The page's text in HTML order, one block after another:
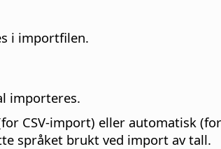
i importfilen.
importeres.
CSV-import) eller automatisk
språket brukt ved import av tall.